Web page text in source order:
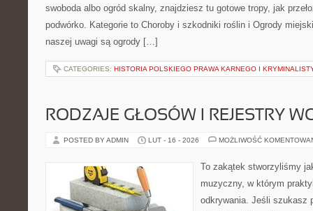
swoboda albo ogród skalny, znajdziesz tu gotowe tropy, jak
podwórko. Kategorie to Choroby i szkodniki roślin i Ogrody
naszej uwagi są ogrody […]
CATEGORIES: HISTORIA POLSKIEGO PRAWA KARNEGO I
RODZAJE GŁOSÓW I REJESTRY
POSTED BY ADMIN LUT - 16 - 2026 MOŻLIWOŚĆ
To zakątek stworzyliśmy
muzyczny, w którym
odkrywania. Jeśli szukasz